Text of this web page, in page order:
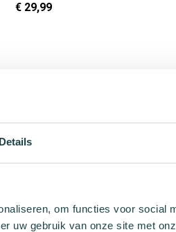
Details
om functies voor social
uw gebruik van onze site met
€ 29,99
Thema's